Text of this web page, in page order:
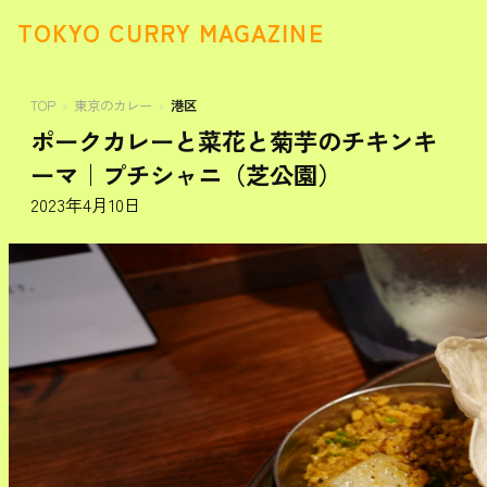
TOKYO CURRY MAGAZINE
TOP 東京のカレー 港区
ポークカレーと菜花と菊芋のチキンキ
ーマ｜プチシャニ（芝公園）
2023年4月10日